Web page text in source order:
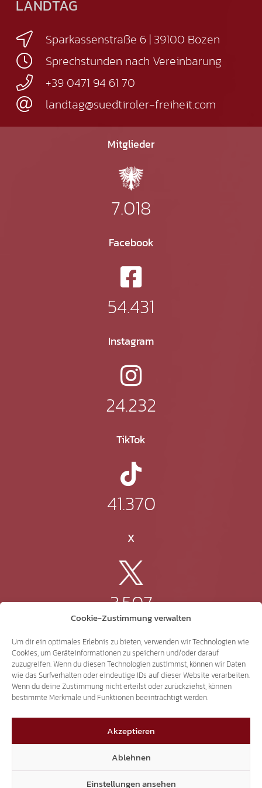
Cookie-Zustimmung verwalten
Um dir ein optimales Erlebnis zu bieten, verwenden wir Technologien wie
Cookies, um Geräteinformationen zu speichern und/oder darauf
zuzugreifen. Wenn du diesen Technologien zustimmst, können wir Daten
wie das Surfverhalten oder eindeutige IDs auf dieser Website verarbeiten.
Wenn du deine Zustimmung nicht erteilst oder zurückziehst, können
bestimmte Merkmale und Funktionen beeinträchtigt werden.
Akzeptieren
Ablehnen
Einstellungen ansehen
LANDTAG
Sparkassenstraße 6 | 39100 Bozen
Sprechstunden nach Vereinbarung
+39 0471 94 61 70
landtag@suedtiroler-freiheit.com
Mitglieder
7.018
Facebook
54.431
Instagram
24.232
TikTok
41.370
X
3.507
Threads
3.401
YouTube